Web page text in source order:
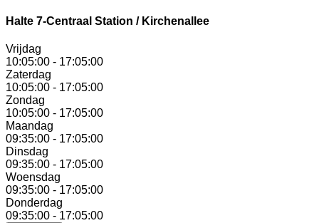
Halte 7-Centraal Station / Kirchenallee
Vrijdag
10:05:00 - 17:05:00
Zaterdag
10:05:00 - 17:05:00
Zondag
10:05:00 - 17:05:00
Maandag
09:35:00 - 17:05:00
Dinsdag
09:35:00 - 17:05:00
Woensdag
09:35:00 - 17:05:00
Donderdag
09:35:00 - 17:05:00